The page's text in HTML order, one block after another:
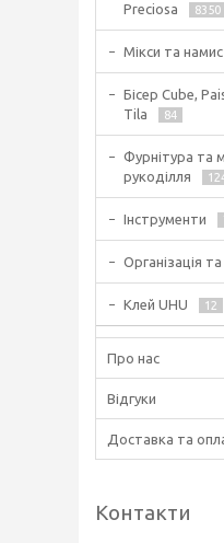
Preciosa
8350
Мікси та
Бісер Cube,
Tila
84
Фурнітура та
рукоділля
Інструменти
Організація
Клей UHU 12
Про нас
Відгуки
Доставка та
Контакти